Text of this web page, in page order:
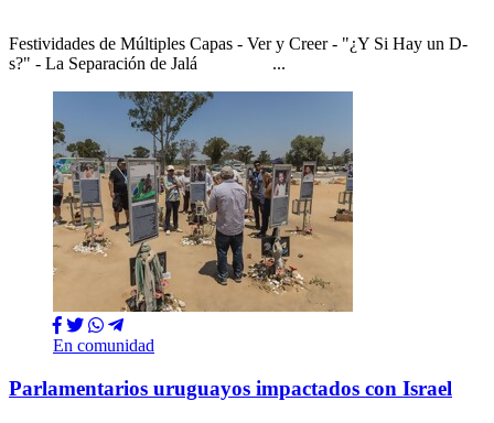
Festividades de Múltiples Capas - Ver y Creer - "¿Y Si Hay un D-
s?" - La Separación de Jalá ...
En comunidad
Parlamentarios uruguayos impactados con Israel